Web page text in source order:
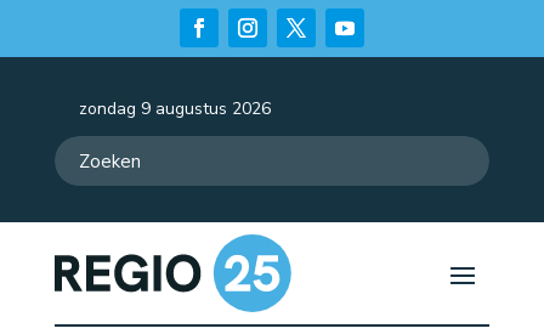
zondag 9 augustus 2026